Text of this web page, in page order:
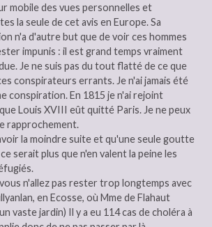
mobile des vues personnelles et
la seule de cet avis en Europe. Sa
n'a d'autre but que de voir ces hommes
impunis : il est grand temps vraiment
Je ne suis pas du tout flatté de ce que
conspirateurs errants. Je n'ai jamais été
conspiration. En 1815 je n'ai rejoint
Louis XVIII eût quitté Paris. Je ne peux
rapprochement.
la moindre suite et qu'une seule goutte
serait plus que n'en valent la peine les
n'allez pas rester trop longtemps avec
en Ecosse, où Mme de Flahaut
vaste jardin) Il y a eu 114 cas de choléra à